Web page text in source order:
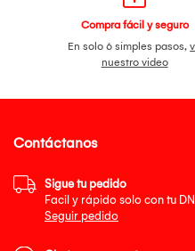
Compra fácil y seguro
En solo 6 simples pasos,
nuestro video
Contáctanos
Sigue tu pedido
Facil y rápido solo con tu
Seguir pedido